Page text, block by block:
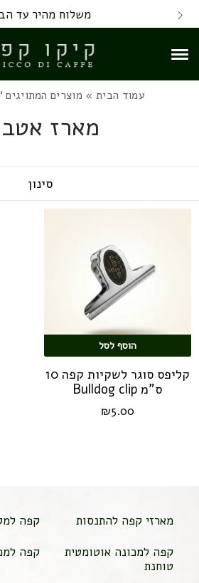
Skip to Content
Contact Us משלוח מהיר עד
עמוד הבית» מוצרים המתויגים
מארז
סינון
הוסף לסל
קליפס סוגר לשקיות קפה 10
ס"מ Bulldog clip
₪5.00
מארזי קפה להתנסות
קפה
קפה למכונה אוטומטית
טוחנת
קפה
Back top top